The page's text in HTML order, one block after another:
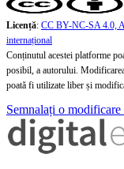
Licență: CC BY-NC-SA 4.0,
internațional
Conținutul acestei platforme
posibil, a autorului.
poată fi utilizate liber și
Semnalați o modificare